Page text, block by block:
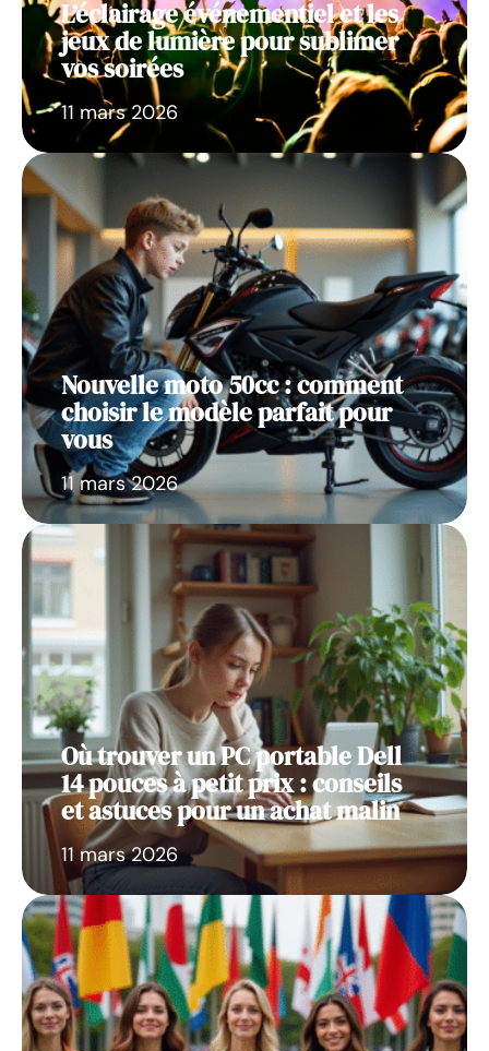
L’éclairage événementiel et les
jeux de lumière pour sublimer
vos soirées
11 mars 2026
Nouvelle moto 50cc : comment
choisir le modèle parfait pour
vous
11 mars 2026
Où trouver un PC portable Dell
14 pouces à petit prix : conseils
et astuces pour un achat malin
11 mars 2026